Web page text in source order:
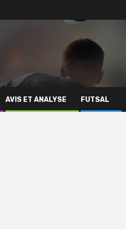
AVIS ET ANALYSE FUTSAL